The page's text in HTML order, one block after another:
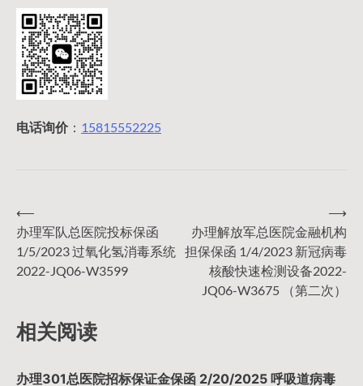
电话询价： 15815552225
文
章
导
⟵
办理军队总医院投标保函
1/5/2023 过氧化氢消毒系统
2022-JQ06-W3599
办理解放军总医院金融机构
担保保函 1/4/2023 新冠病毒
核酸快速检测设备2022-
JQ06-W3675 （第二次）
⟶
相关阅读
办理301总医院招标保证金保函 2/20/2025 呼吸道病毒